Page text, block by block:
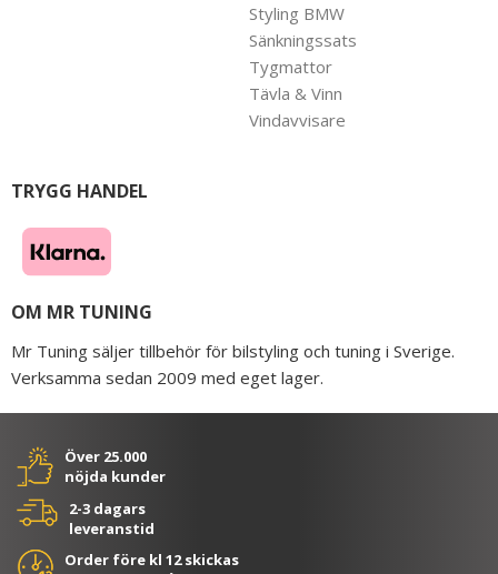
Styling BMW
Sänkningssats
Tygmattor
Tävla & Vinn
Vindavvisare
TRYGG HANDEL
OM MR TUNING
Mr Tuning säljer tillbehör för bilstyling och tuning i Sverige.
Verksamma sedan 2009 med eget lager.
Över 25.000
nöjda kunder
2-3 dagars
leveranstid
Order före kl 12 skickas